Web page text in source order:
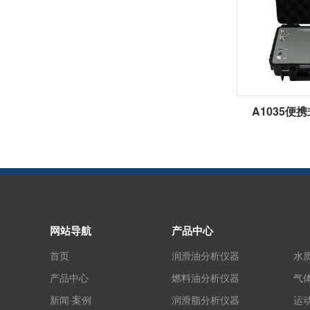
A1035便
网站导航
首页
产品中心
新闻·案例
产品中心
润滑油分析仪器
燃料油分析仪器
润滑脂分析仪器
水
气
运